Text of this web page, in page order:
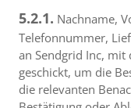
5.2.1. Nachname,
Telefonnummer,
an Sendgrid Inc, mit
geschickt, um die
die relevanten